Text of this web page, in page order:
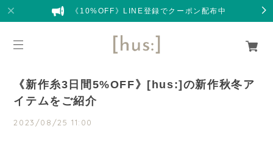
《10%OFF》LINE登録でクーポン配布中
《新作糸3日間5%OFF》[hus:]の新作秋冬ア
イテムをご紹介
2023/08/25 11:00